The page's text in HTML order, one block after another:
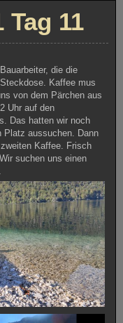
Tag 11
die die
Kaffee mus
von dem Pärchen aus
Uhr auf den
Das hatten wir noch
Platz aussuchen. Dann
Kaffee. Frisch
suchen uns einen